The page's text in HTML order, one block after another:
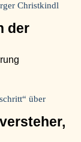
Christkindl
der
über